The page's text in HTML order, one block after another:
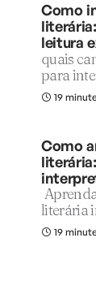
Como
leitura
quais
para
19
Como
literária
19